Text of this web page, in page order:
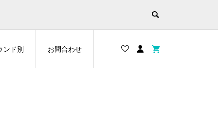
ンド別 お問合わせ